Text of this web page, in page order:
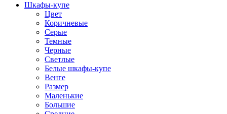
Шкафы-купе
Цвет
Коричневые
Серые
Темные
Черные
Светлые
Белые шкафы-купе
Венге
Размер
Маленькие
Большие